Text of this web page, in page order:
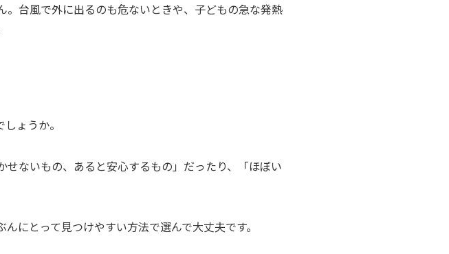
台風で外に出るのも危ないときや、子どもの急な発熱
ょうか。
ないもの、あると安心するもの」だったり、「ほぼい
にとって見つけやすい方法で選んで大丈夫です。